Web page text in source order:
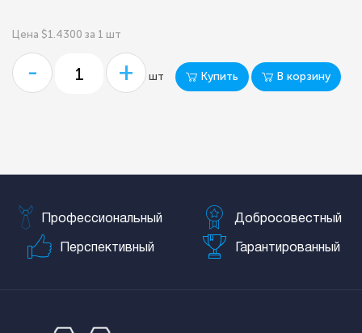
Цена $1.4300 за 1 шт
- + шт Купить В корзину
Профессиональный Добросовестный
Перспективный Гарантированный